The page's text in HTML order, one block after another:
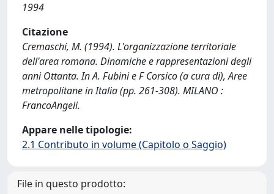
1994
Citazione
Cremaschi, M. (1994). L'organizzazione territoriale
dell'area romana. Dinamiche e rappresentazioni degli
anni Ottanta. In A. Fubini e F Corsico (a cura di), Aree
metropolitane in Italia (pp. 261-308). MILANO :
FrancoAngeli.
Appare nelle tipologie:
2.1 Contributo in volume (Capitolo o Saggio)
File in questo prodotto: